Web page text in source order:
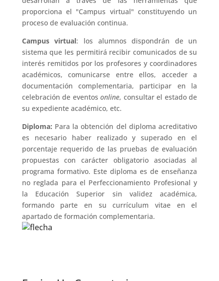
proporciona el "Campus virtual" constituyendo un
proceso de evaluación continua.
Campus virtual: los alumnos dispondrán de un
sistema que les permitirá recibir comunicados de su
interés remitidos por los profesores y coordinadores
académicos, comunicarse entre ellos, acceder a
documentación complementaria, participar en la
celebración de eventosonline, consultar el estado de
su expediente académico, etc.
Diploma: Para la obtención del diploma acreditativo
es necesario haber realizado y superado en el
porcentaje requerido de las pruebas de evaluación
propuestas con carácter obligatorio asociadas al
programa formativo. Este diploma es de enseñanza
no reglada para el Perfeccionamiento Profesional y
la Educación Superior sin validez académica,
formando parte en su currículum vitae en el
apartado de formación complementaria.